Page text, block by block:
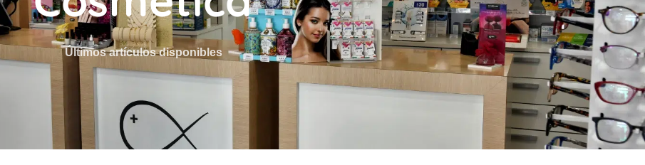
Últimos artículos disponibles